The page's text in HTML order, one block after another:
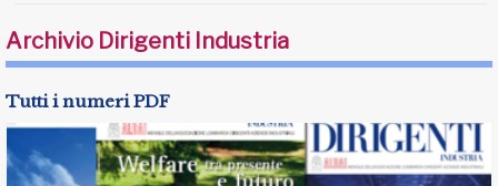
Archivio Dirigenti Industria
Tutti i numeri PDF